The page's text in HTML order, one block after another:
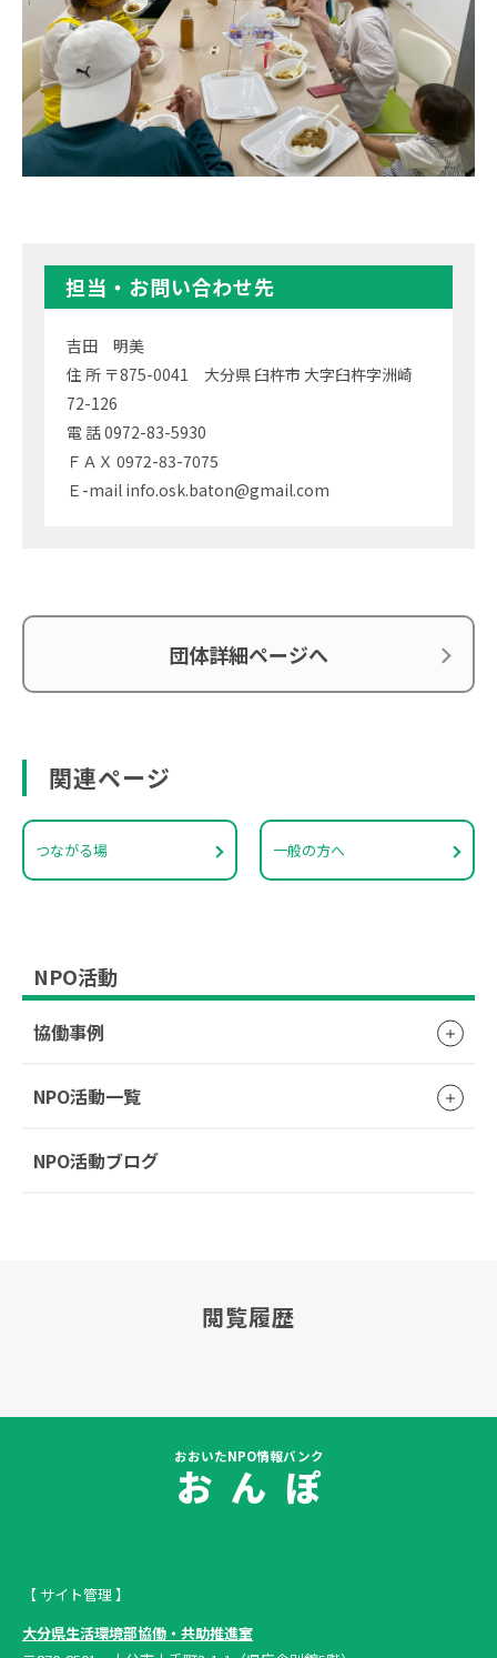
担当・お問い合わせ先
吉田 明美
住 所 〒875-0041 大分県 臼杵市 大字臼杵字洲崎
72-126
電 話 0972-83-5930
ＦＡＸ 0972-83-7075
Ｅ-mail info.osk.baton@gmail.com
団体詳細ページへ
関連ページ
つながる場 一般の方へ
NPO活動
協働事例
NPO活動一覧
NPO活動ブログ
閲覧履歴
おおいたNPO情報バンク
お ん ぽ
【 サイト管理 】
大分県生活環境部協働・共助推進室